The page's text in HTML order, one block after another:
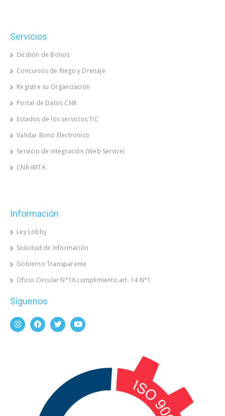
Servicios
Gestión de Bonos
Concursos de Riego y Drenaje
Registre su Organización
Portal de Datos CNR
Estados de los servicios TIC
Validar Bono Electronico
Servicio de integración (Web Service)
CNR-IMTA
Información
Ley Lobby
Solicitud de Información
Gobierno Transparente
Oficio Circular N°16 cumplimiento art. 14 N°1
Síguenos